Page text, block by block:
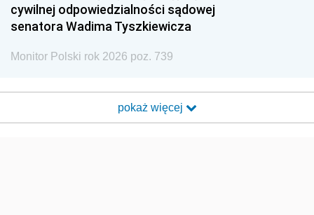
cywilnej odpowiedzialności sądowej
senatora Wadima Tyszkiewicza
Monitor Polski rok 2026 poz. 739
pokaż więcej